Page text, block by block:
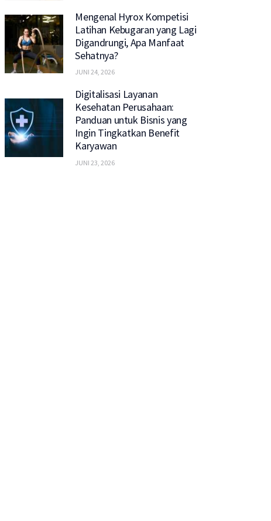
Mengenal Hyrox Kompetisi
Latihan Kebugaran yang Lagi
Digandrungi, Apa Manfaat
Sehatnya?
JUNI 24, 2026
Digitalisasi Layanan
Kesehatan Perusahaan:
Panduan untuk Bisnis yang
Ingin Tingkatkan Benefit
Karyawan
JUNI 23, 2026